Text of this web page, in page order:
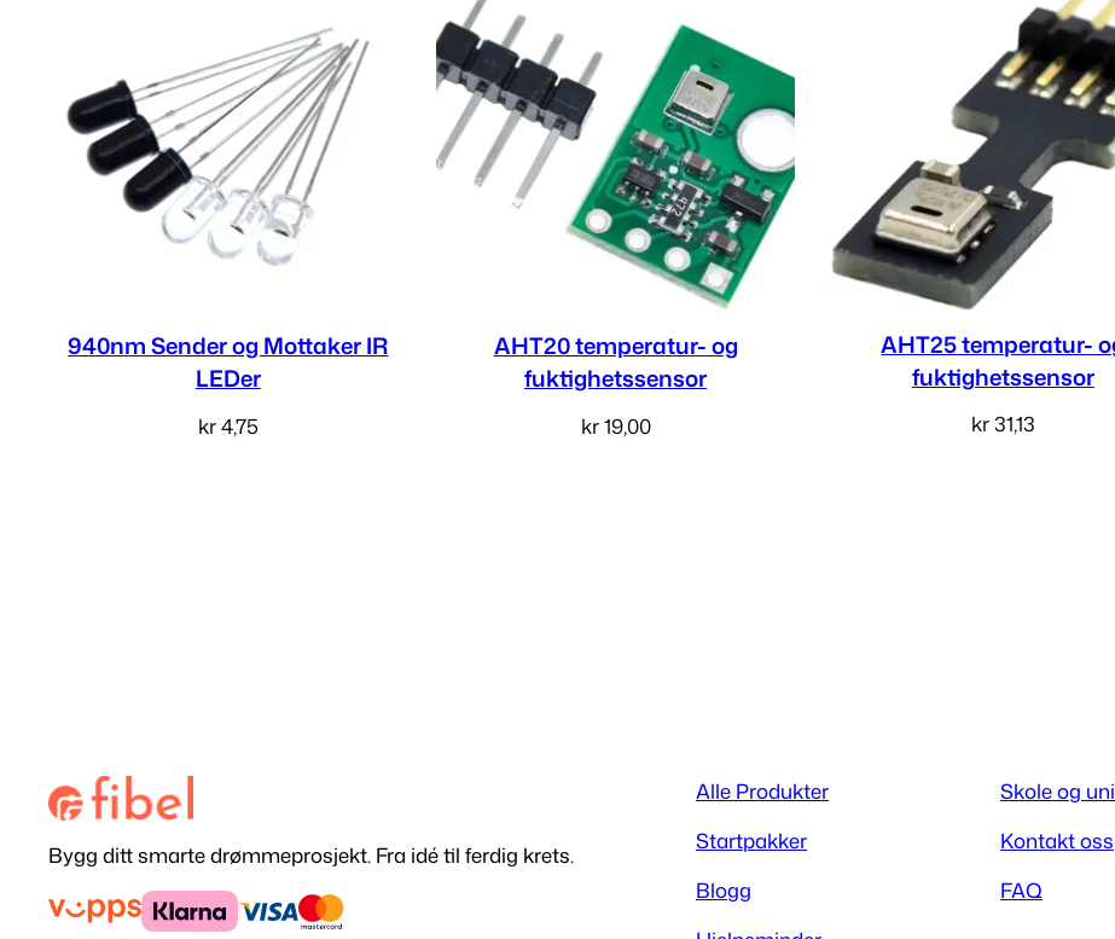
940nm Sender og Mottaker IR
LEDer
kr4,75
AHT20 temperatur- og
fuktighetssensor
kr19,00
AHT25 temperatur-
fuktighetssensor
kr31,13
Bygg ditt smarte drømmeprosjekt. Fra idé til ferdig krets.
Alle Produkter
Startpakker
Blogg
Skole og
Kontakt oss
FAQ